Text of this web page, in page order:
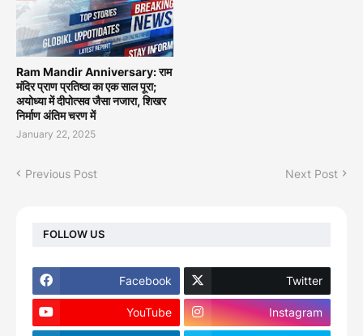
Ram Mandir Anniversary: राम
मंदिर प्राण प्रतिष्ठा का एक साल पूरा;
अयोध्या में दीपोत्सव जैसा नजारा, शिखर
निर्माण अंतिम चरण में
January 22, 2025
Previous Post Next Post
FOLLOW US
Facebook Twitter
YouTube Instagram